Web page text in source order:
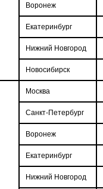
Воронеж
Екатеринбург
Нижний Новгород
Новосибирск
Москва
Санкт-Петербург
Воронеж
Екатеринбург
Нижний Новгород